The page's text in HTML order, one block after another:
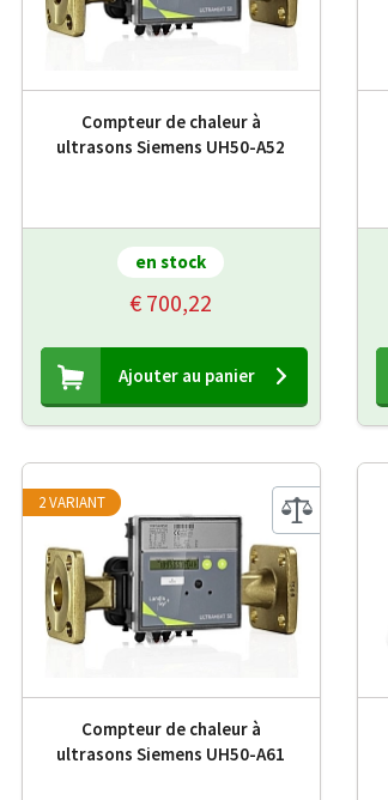
Compteur de chaleur à
ultrasons Siemens UH50-A52
en stock
€ 700,22
Ajouter au panier
Compteur de chaleur à
ultrasons Siemens UH50-A61
2 VARIANT